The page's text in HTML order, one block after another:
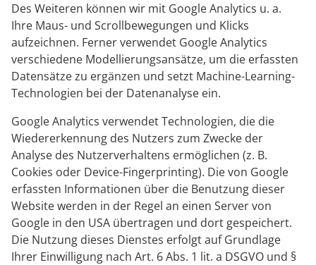
Des Weiteren können wir mit Google Analytics u. a.
Ihre Maus- und Scrollbewegungen und Klicks
aufzeichnen. Ferner verwendet Google Analytics
verschiedene Modellierungsansätze, um die erfassten
Datensätze zu ergänzen und setzt Machine-Learning-
Technologien bei der Datenanalyse ein.
Google Analytics verwendet Technologien, die die
Wiedererkennung des Nutzers zum Zwecke der
Analyse des Nutzerverhaltens ermöglichen (z. B.
Cookies oder Device-Fingerprinting). Die von Google
erfassten Informationen über die Benutzung dieser
Website werden in der Regel an einen Server von
Google in den USA übertragen und dort gespeichert.
Die Nutzung dieses Dienstes erfolgt auf Grundlage
Ihrer Einwilligung nach Art. 6 Abs. 1 lit. a DSGVO und §